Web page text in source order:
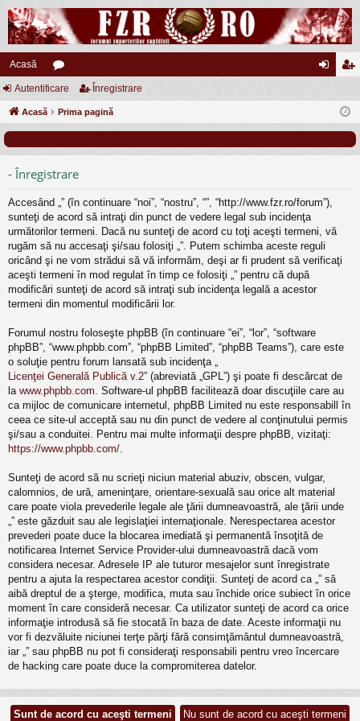
Acasă
or
u eg
Autentificare Înregistrare
Acasă Prima pagină
- Înregistrare
Accesând „” (în continuare “noi”, “nostru”, “”, “http://www.fzr.ro/forum”),
sunteţi de acord să intraţi din punct de vedere legal sub incidenţa
următorilor termeni. Dacă nu sunteţi de acord cu toţi aceşti termeni, vă
rugăm să nu accesaţi şi/sau folosiţi „”. Putem schimba aceste reguli
oricând şi ne vom strădui să vă informăm, deşi ar fi prudent să verificaţi
aceşti termeni în mod regulat în timp ce folosiţi „” pentru că după
modificări sunteţi de acord să intraţi sub incidenţa legală a acestor
termeni din momentul modificării lor.
Forumul nostru foloseşte phpBB (în continuare “ei”, “lor”, “software
phpBB”, “www.phpbb.com”, “phpBB Limited”, “phpBB Teams”), care este
o soluţie pentru forum lansată sub incidenţa „
Licenţei Generală Publică v.2” (abreviată „GPL”) şi poate fi descărcat de
la www.phpbb.com . Software-ul phpBB facilitează doar discuţiile care au
ca mijloc de comunicare internetul, phpBB Limited nu este responsabill în
ceea ce site-ul acceptă sau nu din punct de vedere al conţinutului permis
şi/sau a conduitei. Pentru mai multe informaţii despre phpBB, vizitaţi:
https://www.phpbb.com/
Sunteţi de acord să nu scrieţi niciun material abuziv, obscen, vulgar,
calomnios, de ură, ameninţare, orientare-sexuală sau orice alt material
care poate viola prevederile legale ale ţării dumneavoastră, ale ţării unde
„” este găzduit sau ale legislaţiei internaţionale. Nerespectarea acestor
prevederi poate duce la blocarea imediată şi permanentă însoţită de
notificarea Internet Service Provider-ului dumneavoastră dacă vom
considera necesar. Adresele IP ale tuturor mesajelor sunt înregistrate
pentru a ajuta la respectarea acestor condiţii. Sunteţi de acord ca „” să
aibă dreptul de a şterge, modifica, muta sau închide orice subiect în orice
moment în care consideră necesar. Ca utilizator sunteţi de acord ca orice
informaţie introdusă să fie stocată în baza de date. Aceste informaţii nu
vor fi dezvăluite niciunei terţe părţi fără consimţământul dumneavoastră,
iar „” sau phpBB nu pot fi consideraţi responsabili pentru vreo încercare
de hacking care poate duce la compromiterea datelor.